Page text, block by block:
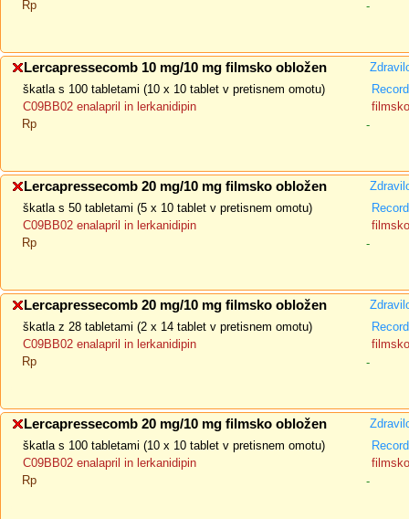
Rp
-
Lercapressecomb 10 mg/10 mg filmsko obložen
škatla s 100 tabletami (10 x 10 tablet v pretisnem omotu)
C09BB02 enalapril in lerkanidipin
Rp
-
Lercapressecomb 20 mg/10 mg filmsko obložen
škatla s 50 tabletami (5 x 10 tablet v pretisnem omotu)
C09BB02 enalapril in lerkanidipin
Rp
-
Lercapressecomb 20 mg/10 mg filmsko obložen
škatla z 28 tabletami (2 x 14 tablet v pretisnem omotu)
C09BB02 enalapril in lerkanidipin
Rp
-
Lercapressecomb 20 mg/10 mg filmsko obložen
škatla s 100 tabletami (10 x 10 tablet v pretisnem omotu)
C09BB02 enalapril in lerkanidipin
Rp
-